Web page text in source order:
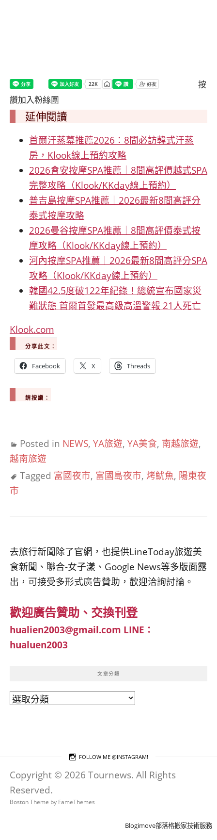
按
讚加入粉絲團
延伸閱讀
首爾汗蒸幕推薦2026：8間必訪韓式汗蒸
房，Klook線上預約攻略
2026會安按摩SPA推薦｜8間高評價越式SPA
完整攻略（Klook/KKday線上預約）
普吉島按摩SPA推薦｜2026最新8間高評分
泰式按摩攻略
2026曼谷按摩SPA推薦｜8間高評價泰式按
摩攻略（Klook/KKday線上預約）
河內按摩SPA推薦｜2026最新8間高評分SPA
攻略（Klook/KKday線上預約）
韓國42.5度破122年紀錄！總統宣布國家災
難狀態 首爾首發最高級高溫警報 21人死亡
Klook.com
分享此文：
Facebook X Threads
請按讚：
Posted in NEWS, YA旅遊, YA美食, 南越旅遊,
越南旅遊
Tagged 富國夜市, 富國島夜市, 烤魷魚, 陽東夜
市
去旅行新聞除了官網，也提供LineToday旅遊美
食新聞、聯合-女子漾、Google News等多版面露
出，可接受多形式廣告贊助，歡迎洽詢討論。
歡迎廣告贊助、交換刊登
hualien2003@gmail.com LINE：
hualuen2003
文章分類
文
FOLLOW ME @INSTAGRAM!
Copyright © 2026 Tournews. All Rights
Reserved.
Boston Theme by FameThemes
Blogimove部落格搬家技術服務